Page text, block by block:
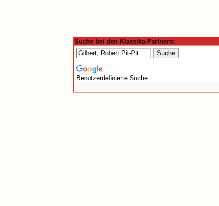
Suche bei den Klassika-Partnern:
Benutzerdefinierte Suche